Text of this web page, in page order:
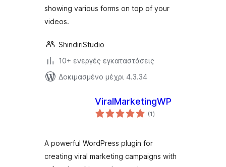
showing various forms on top of your
videos.
ShindiriStudio
10+ ενεργές εγκαταστάσεις
Δοκιμασμένο μέχρι 4.3.34
ViralMarketingWP
(1αξιολογήσεις
σύνολο
)
A powerful WordPress plugin for
creating viral marketing campaigns with